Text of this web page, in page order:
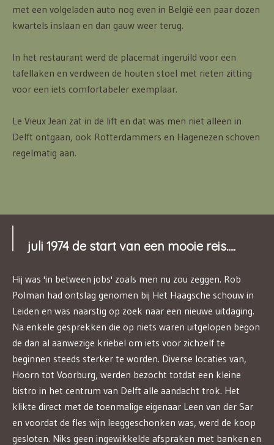
met een volgeladen auto nog even in België een paar dozen
kwartels inslaan en dan gauw weer terug.
In het restaurant werd de placemat ingeruild voor een
tafellaken en verdween de houten stoel met rieten zitting
voor een iets comfortabeler exemplaar.
Le Vieux Jean zat in de lift en dat was men niet alleen in
Delft ontgaan, ook Rotterdammers en Hagenezen schoven
regelmatig aan.
juli 1974 de start van een mooie reis.....
Hij was 'in between jobs' zoals men nu zou zeggen. Rob
Polman had ontslag genomen bij Het Haagsche schouw in
Leiden en was naarstig op zoek naar een nieuwe uitdaging.
Na enkele gesprekken die op niets waren uitgelopen begon
de dan al aanwezige kriebel om iets voor zichzelf te
beginnen steeds sterker te worden. Diverse locaties van,
Hoorn tot Voorburg, werden bezocht totdat een kleine
bistro in het centrum van Delft alle aandacht trok. Het
klikte direct met de toenmalige eigenaar Leen van der Sar
en voordat de fles wijn leeggeschonken was, werd de koop
gesloten. Niks geen ingewikkelde afspraken met banken en